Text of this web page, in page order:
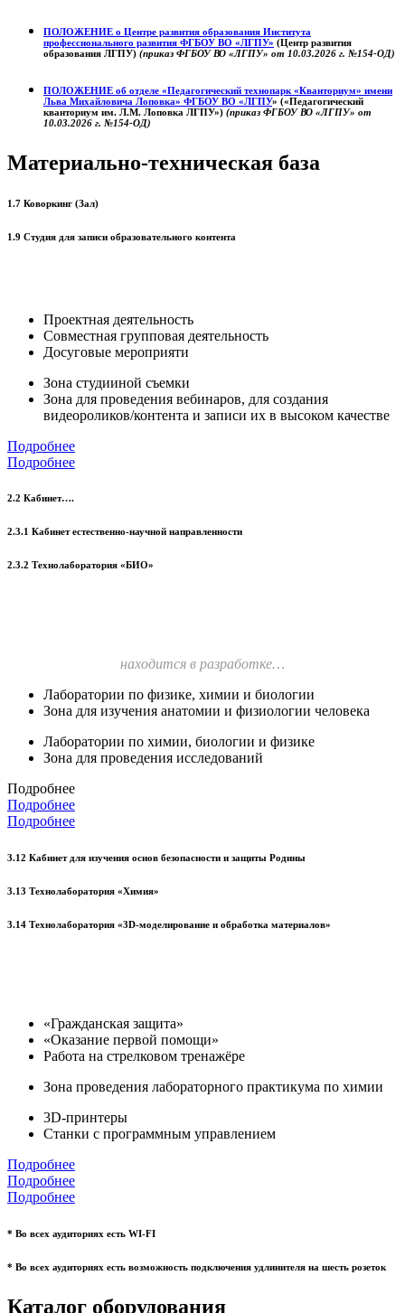
ПОЛОЖЕНИЕ о Центре развития образования Института
профессионального развития ФГБОУ ВО «ЛГПУ» (Центр развития
образования ЛГПУ) (приказ ФГБОУ ВО «ЛГПУ» от 10.03.2026 г. №154-ОД)
ПОЛОЖЕНИЕ об отделе «Педагогический технопарк «Кванториум» имени
Льва Михайловича Лоповка» ФГБОУ ВО «ЛГПУ» («Педагогический
кванториум им. Л.М. Лоповка ЛГПУ») (приказ ФГБОУ ВО «ЛГПУ» от
10.03.2026 г. №154-ОД)
Материально-техническая база
1.7 Коворкинг (Зал)
1.9 Студия для записи образовательного контента
Проектная деятельность
Совместная групповая деятельность
Досуговые мероприяти
Зона студииной съемки
Зона для проведения вебинаров, для создания
видеороликов/контента и записи их в высоком качестве
Подробнее
Подробнее
2.2 Кабинет….
2.3.1 Кабинет естественно-научной направленности
2.3.2 Технолаборатория «БИО»
находится в разработке…
Лаборатории по физике, химии и биологии
Зона для изучения анатомии и физиологии человека
Лаборатории по химии, биологии и физике
Зона для проведения исследований
Подробнее
Подробнее
Подробнее
3.12 Кабинет для изучения основ безопасности и защиты Родины
3.13 Технолаборатория «Химия»
3.14 Технолаборатория «3D-моделирование и обработка материалов»
«Гражданская защита»
«Оказание первой помощи»
Работа на стрелковом тренажёре
Зона проведения лабораторного практикума по химии
3D-принтеры
Станки с программным управлением
Подробнее
Подробнее
Подробнее
* Во всех аудиториях есть WI-FI
* Во всех аудиториях есть возможность подключения удлинителя на шесть розеток
Каталог оборудования